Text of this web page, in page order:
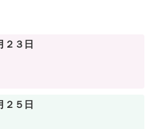
２３日
２５日